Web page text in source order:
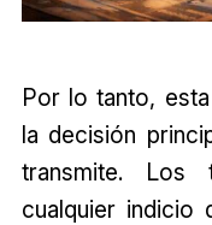
Por lo tanto,
la decisión
transmite. Los
cualquier indicio